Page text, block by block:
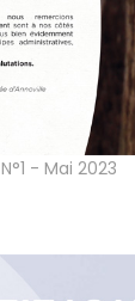
N°1 - Mai 2023